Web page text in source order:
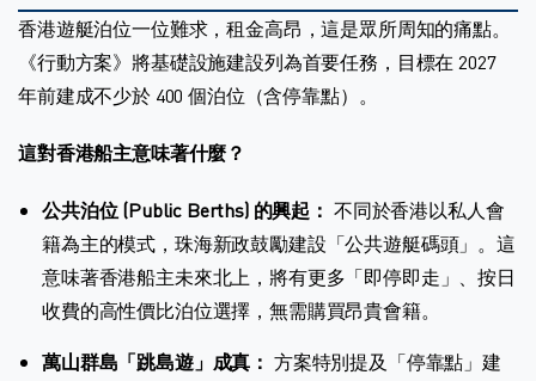
香港遊艇泊位一位難求，租金高昂，這是眾所周知的痛點。
《行動方案》將基礎設施建設列為首要任務，目標在 2027
年前建成不少於 400 個泊位（含停靠點）。
這對香港船主意味著什麼？
公共泊位 (Public Berths) 的興起： 不同於香港以私人會
籍為主的模式，珠海新政鼓勵建設「公共遊艇碼頭」。這
意味著香港船主未來北上，將有更多「即停即走」、按日
收費的高性價比泊位選擇，無需購買昂貴會籍。
萬山群島「跳島遊」成真： 方案特別提及「停靠點」建